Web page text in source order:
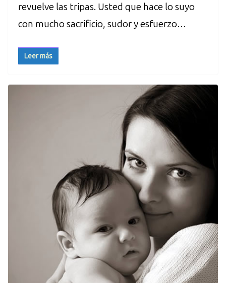
revuelve las tripas. Usted que hace lo suyo
con mucho sacrificio, sudor y esfuerzo…
Leer más